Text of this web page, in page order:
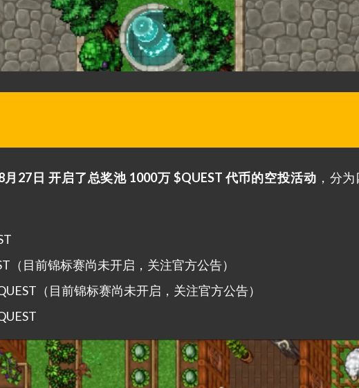
月27日 开启了总奖池 1000万 $QUEST 代币的空投活动 ，分
（目前锦标赛尚未开启，关注官方公告）
（目前锦标赛尚未开启，关注官方公告）